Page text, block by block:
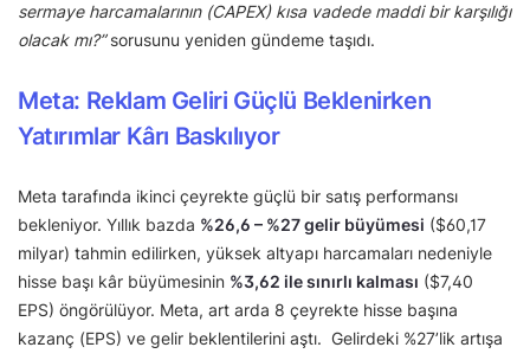
sermaye harcamalarının (CAPEX) kısa vadede maddi bir karşılığı
olacak mı?”sorusunu yeniden gündeme taşıdı.
Meta: Reklam Geliri Güçlü Beklenirken
Yatırımlar Kârı Baskılıyor
Meta tarafında ikinci çeyrekte güçlü bir satış performansı
bekleniyor. Yıllık bazda %26,6 – %27 gelir büyümesi ($60,17
milyar) tahmin edilirken, yüksek altyapı harcamaları nedeniyle
hisse başı kâr büyümesinin %3,62 ile sınırlı kalması ($7,40
EPS) öngörülüyor. Meta, art arda 8 çeyrekte hisse başına
kazanç (EPS) ve gelir beklentilerini aştı. Gelirdeki %27’lik artışa